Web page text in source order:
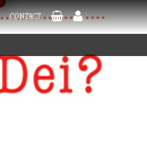
CONTACT